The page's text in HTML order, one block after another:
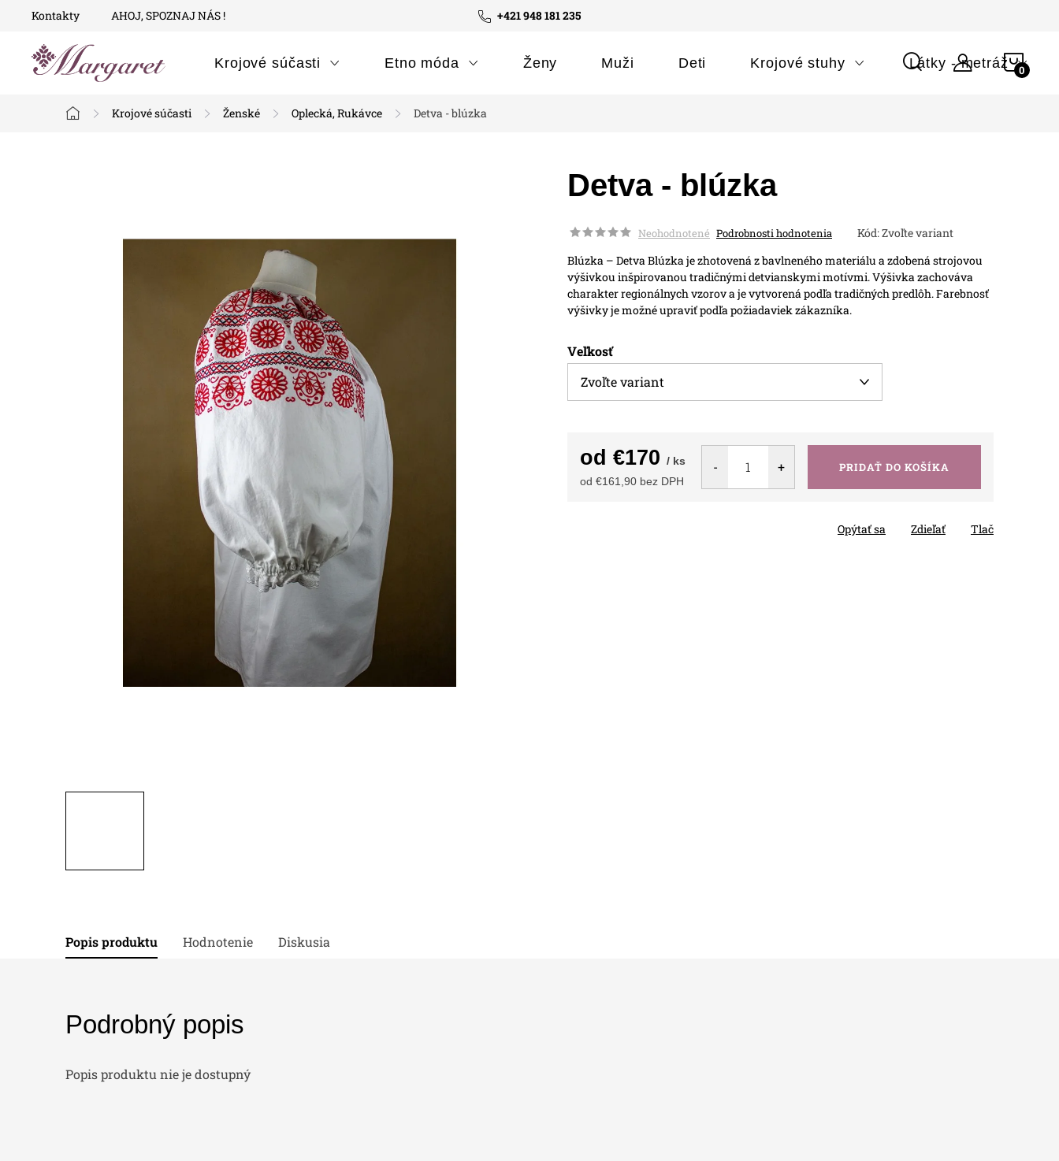
Prejsť
+421 948 181 235
Kontakty AHOJ, SPOZNAJ NÁS !
Krojové súčasti Etno móda Ženy Muži Deti Krojové stuhy Látky - metráž
Domov
Krojové súčasti Ženské Oplecká, Rukávce Detva - blúzka
Detva - blúzka
Neohodnotené Podrobnosti hodnotenia Kód:Zvoľte variant
Blúzka – Detva Blúzka je zhotovená z bavlneného materiálu a zdobená strojovou
výšivkou inšpirovanou tradičnými detvianskymi motívmi.Výšivka zachováva
charakter regionálnych vzorov a je vytvorená podľa tradičných predlôh. Farebnosť
výšivky je možné upraviť podľa požiadaviek zákazníka.
Veľkosť
od €170 / ks
od €161,90 bez DPH
PRIDAŤ DO KOŠÍKA
Tlač
Opýtať sa Zdieľať
Popis produktu Hodnotenie Diskusia
Podrobný popis
Popis produktu nie je dostupný